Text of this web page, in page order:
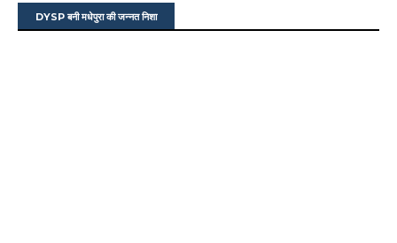
DYSP बनी मधेपुरा की जन्नत निशा